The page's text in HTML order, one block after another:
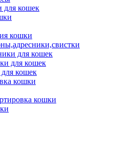
для кошек
кошки
для кошек
для кошек
кошек
кошки
кошки